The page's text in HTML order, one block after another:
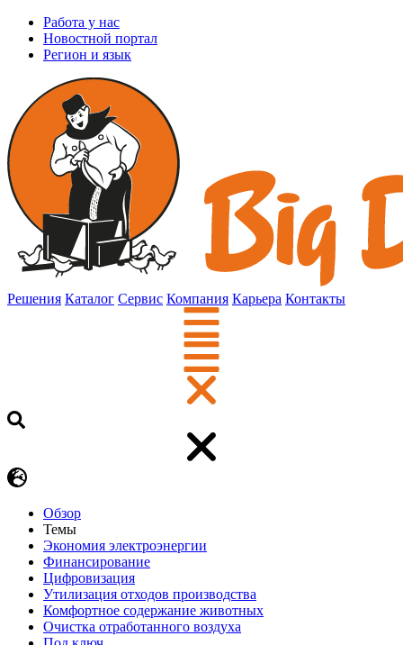
Работа у нас
Новостной портал
Регион и язык
Решения Каталог Сервис Компания Карьера Контакты
Обзор
Темы
Экономия электроэнергии
Финансирование
Цифровизация
Утилизация отходов производства
Комфортное содержание животных
Очистка отработанного воздуха